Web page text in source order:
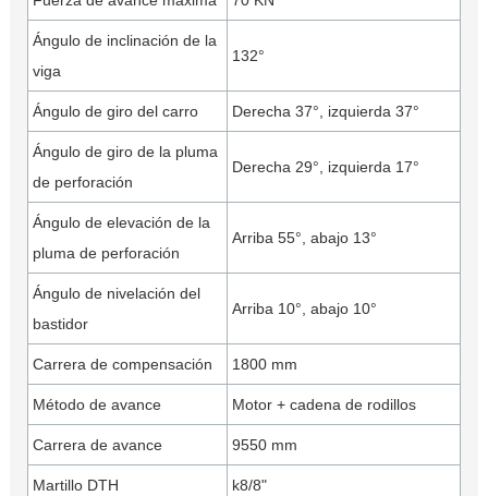
Ángulo de inclinación de la
viga
132°
Ángulo de giro del carro Derecha 37°, izquierda 37°
Ángulo de giro de la pluma
de perforación
Derecha 29°, izquierda 17°
Ángulo de elevación de la
pluma de perforación
Arriba 55°, abajo 13°
Ángulo de nivelación del
bastidor
Arriba 10°, abajo 10°
Carrera de compensación 1800 mm
Método de avance Motor + cadena de rodillos
Carrera de avance 9550 mm
Martillo DTH k8/8"